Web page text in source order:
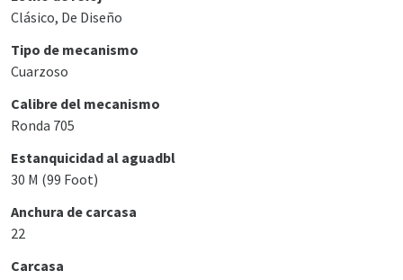
Clásico, De Diseño
Tipo de mecanismo
Cuarzoso
Calibre del mecanismo
Ronda 705
Estanquicidad al aguadbl
30 M (99 Foot)
Anchura de carcasa
22
Carcasa